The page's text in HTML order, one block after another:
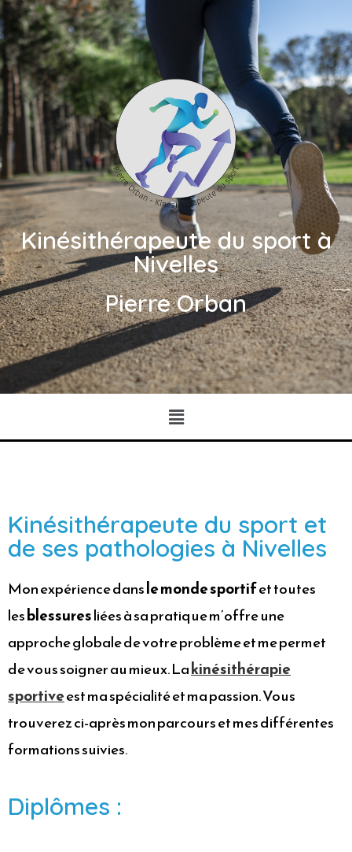
Kinésithérapeute du sport à
Nivelles
Pierre Orban
Kinésithérapeute du sport et
de ses pathologies à Nivelles
Mon expérience dansle monde sportifet toutes
lesblessuresliées à sa pratique m’offre une
approche globale de votre problème et me permet
de vous soigner au mieux. Lakinésithérapie
sportiveest ma spécialité et ma passion. Vous
trouverez ci-après mon parcours et mes différentes
formations suivies.
Diplômes :